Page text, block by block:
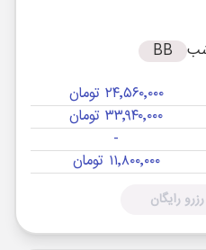
BB
۲۴٬۵۶۰٬۰۰۰ تومان
۳۳٬۹۴۰٬۰۰۰ تومان
-
۱۱٬۸۰۰٬۰۰۰ تومان
رایگان